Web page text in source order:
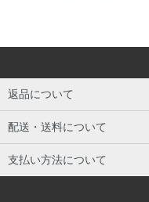
返品について
配送・送料について
支払い方法について